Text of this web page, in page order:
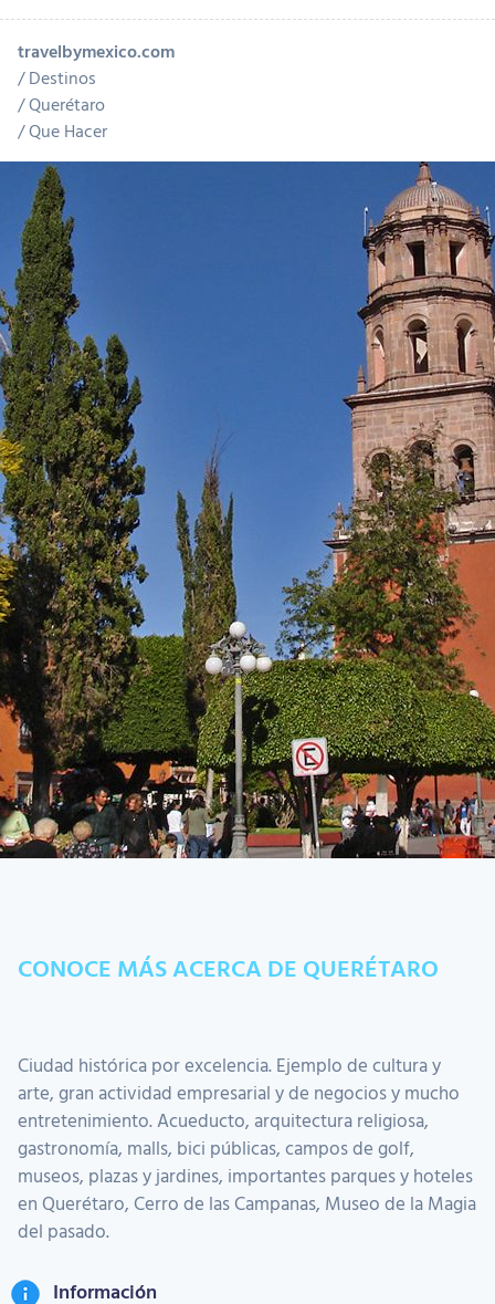
travelbymexico.com
Destinos
Querétaro
Que Hacer
CONOCE MÁS ACERCA DE QUERÉTARO
Ciudad histórica por excelencia. Ejemplo de cultura y
arte, gran actividad empresarial y de negocios y mucho
entretenimiento. Acueducto, arquitectura religiosa,
gastronomía, malls, bici públicas, campos de golf,
museos, plazas y jardines, importantes parques y hoteles
en Querétaro, Cerro de las Campanas, Museo de la Magia
del pasado.
Información